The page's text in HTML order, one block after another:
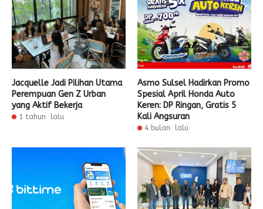
Jacquelle Jadi Pilihan Utama
Perempuan Gen Z Urban
yang Aktif Bekerja
1 tahun lalu
Asmo Sulsel Hadirkan Promo
Spesial April Honda Auto
Keren: DP Ringan, Gratis 5
Kali Angsuran
4 bulan lalu